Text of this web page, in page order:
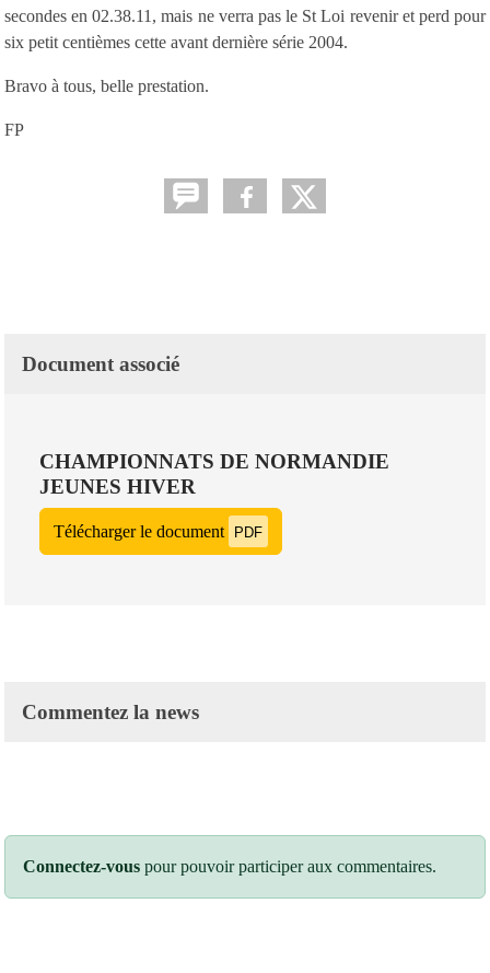
secondes en 02.38.11, mais ne verra pas le St Loi revenir et perd pour
six petit centièmes cette avant dernière série 2004.
Bravo à tous, belle prestation.
FP
Document associé
CHAMPIONNATS DE NORMANDIE
JEUNES HIVER
Télécharger le document PDF
Commentez la news
Connectez-vous pour pouvoir participer aux commentaires.